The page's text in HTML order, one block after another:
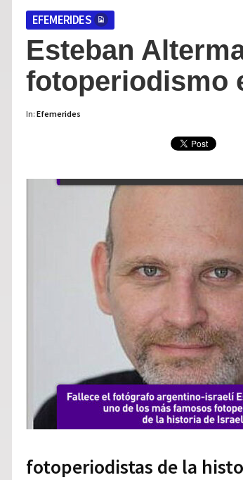
EFEMERIDES
Esteban
fotoperiodismo
In: Efemerides
fotoperiodistas de la